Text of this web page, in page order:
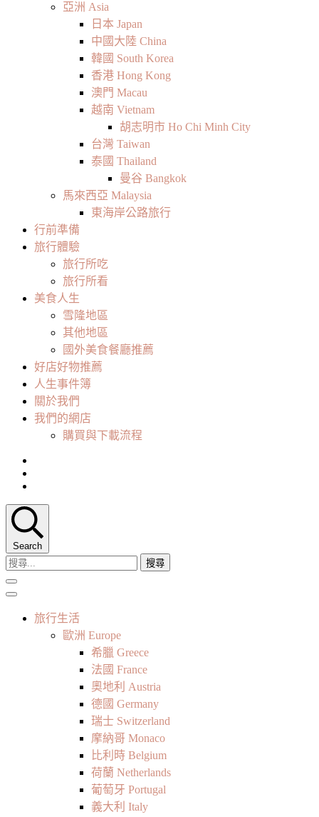
亞洲 Asia
日本 Japan
中國大陸 China
韓國 South Korea
香港 Hong Kong
澳門 Macau
越南 Vietnam
胡志明市 Ho Chi Minh City
台灣 Taiwan
泰國 Thailand
曼谷 Bangkok
馬來西亞 Malaysia
東海岸公路旅行
行前準備
旅行體驗
旅行所吃
旅行所看
美食人生
雪隆地區
其他地區
國外美食餐廳推薦
好店好物推薦
人生事件簿
關於我們
我們的網店
購買與下載流程
Search
搜
尋
關
旅行生活
歐洲 Europe
希臘 Greece
法國 France
奧地利 Austria
德國 Germany
瑞士 Switzerland
摩納哥 Monaco
比利時 Belgium
荷蘭 Netherlands
葡萄牙 Portugal
義大利 Italy